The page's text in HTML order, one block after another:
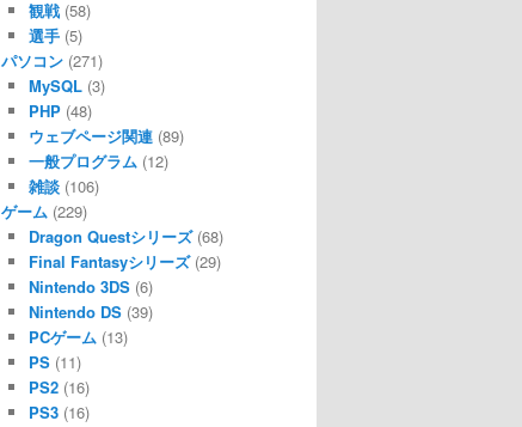
観戦(58)
選手(5)
パソコン (271)
MySQL(3)
PHP(48)
ウェブページ関連(89)
一般プログラム (12)
雑談(106)
ゲーム (229)
Dragon Questシリーズ(68)
Final Fantasyシリーズ(29)
Nintendo 3DS(6)
Nintendo DS(39)
PCゲーム (13)
PS(11)
PS2(16)
PS3(16)